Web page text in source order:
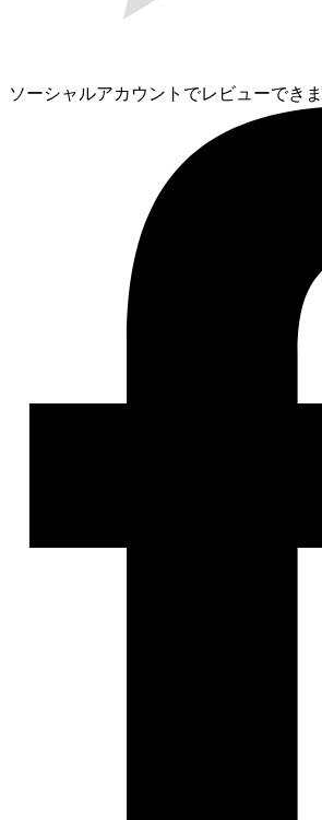
ソーシャルアカウントでレビューでき